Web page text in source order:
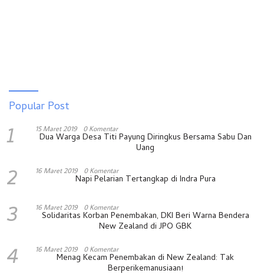
Popular Post
1 15 Maret 2019 0 Komentar
Dua Warga Desa Titi Payung Diringkus Bersama Sabu Dan
Uang
2 16 Maret 2019 0 Komentar
Napi Pelarian Tertangkap di Indra Pura
3 16 Maret 2019 0 Komentar
Solidaritas Korban Penembakan, DKI Beri Warna Bendera
New Zealand di JPO GBK
4 16 Maret 2019 0 Komentar
Menag Kecam Penembakan di New Zealand: Tak
Berperikemanusiaan!